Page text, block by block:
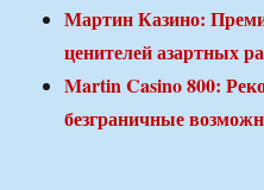
Мартин Казино:
ценителей азартных
Martin Casino 800:
безграничные